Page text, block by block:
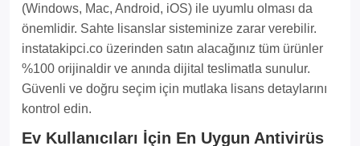
(Windows, Mac, Android, iOS) ile uyumlu olması da
önemlidir. Sahte lisanslar sisteminize zarar verebilir.
instatakipci.co üzerinden satın alacağınız tüm ürünler
%100 orijinaldir ve anında dijital teslimatla sunulur.
Güvenli ve doğru seçim için mutlaka lisans detaylarını
kontrol edin.
Ev Kullanıcıları İçin En Uygun Antivirüs